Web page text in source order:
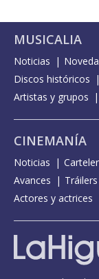
MUSICALIA
Noticias
Discos históricos
Artistas y grupos
CINEMANÍA
Noticias
Avances
Tráilers
Actores y actrices